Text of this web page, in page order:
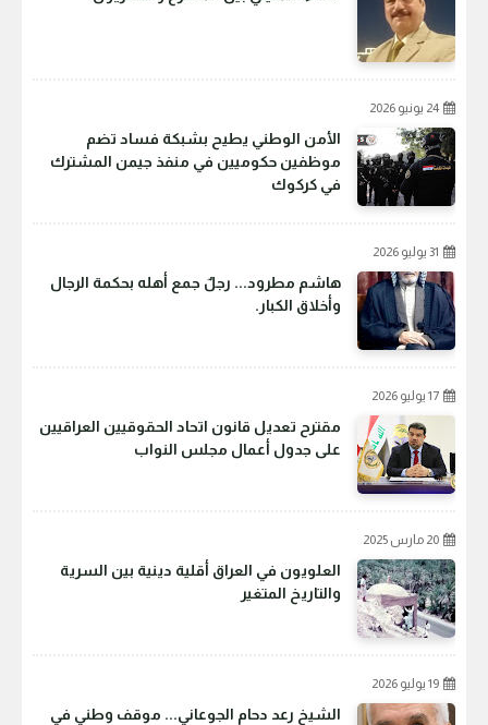
24 يونيو 2026
الأمن الوطني يطيح بشبكة فساد تضم
موظفين حكوميين في منفذ جيمن المشترك
في كركوك
31 يوليو 2026
هاشم مطرود... رجلٌ جمع أهله بحكمة الرجال
وأخلاق الكبار.
17 يوليو 2026
مقترح تعديل قانون اتحاد الحقوقيين العراقيين
على جدول أعمال مجلس النواب
20 مارس 2025
العلويون في العراق أقلية دينية بين السرية
والتاريخ المتغير
19 يوليو 2026
الشيخ رعد دحام الجوعاني... موقف وطني في